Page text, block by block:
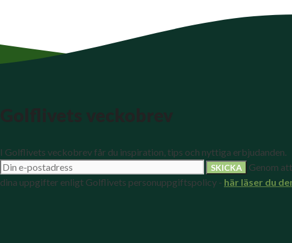
I Golflivets veckobrev får du inspiration, tips och nyttiga erbjudanden.
Genom
dina uppgifter enligt Golflivets personuppgiftspolicy - här läser du